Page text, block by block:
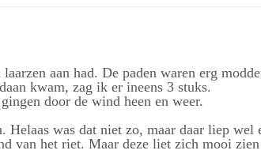
aan had. De paden waren erg
kwam, zag ik er ineens 3 stuks.
door de wind heen en weer.
was dat niet zo, maar daar liep wel
van het riet. Maar deze liet zich mooi